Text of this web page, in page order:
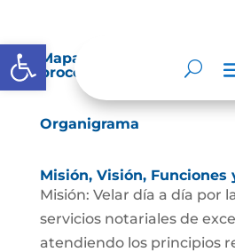
Abrir barra de herramientas
Mapas y cartas
procesos
Organigrama
Misión, Visión, Funciones
Misión: Velar día a día por
servicios notariales de
atendiendo los principios